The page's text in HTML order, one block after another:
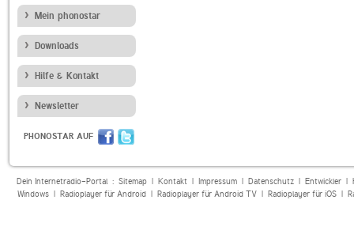
Mein phonostar
Downloads
Hilfe & Kontakt
Newsletter
PHONOSTAR AUF
Dein Internetradio-Portal : Sitemap| Kontakt| Impressum| Datenschutz| Entwickler|
Windows| Radioplayer für Android| Radioplayer für Android TV| Radioplayer für iOS|